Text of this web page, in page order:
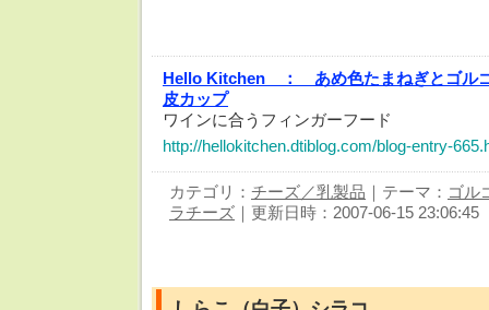
Hello Kitchen ：
あめ色たまねぎとゴル
皮カップ
ワインに合うフィンガーフード
http://hellokitchen.dtiblog.com/blog-entry-
カテゴリ： チーズ／乳製品 ｜テーマ： ゴル
ラチーズ ｜更新日時：2007-06-15 23:06:45